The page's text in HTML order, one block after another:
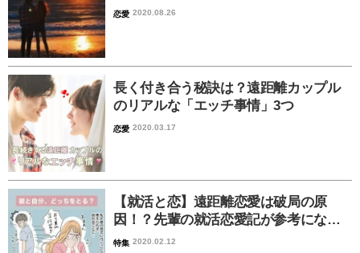
恋愛 2020.08.26
長く付き合う秘訣は？遠距離カップル
のリアルな「エッチ事情」3つ
恋愛 2020.03.17
【就活と恋】遠距離恋愛は破局の原
因！？先輩の就活恋愛記が参考にな…
特集 2020.02.12